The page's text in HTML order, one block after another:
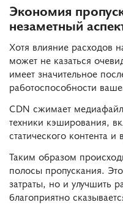
Экономия
незаметный
Хотя влияние расходов
может не казаться
имеет значительное
работоспособности
CDN сжимает
техники кэширования,
статического контента
Таким образом
полосы пропускания.
затраты, но и улучшить
благоприятно